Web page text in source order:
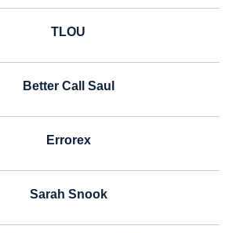
TLOU
Better Call Saul
Errorex
Sarah Snook